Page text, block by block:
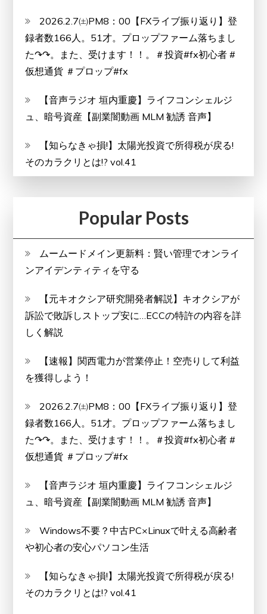
2026.2.7㈯PM8：00【FXライブ振り返り】登
録者数166人。51才。プロップファーム落ちまし
た↷↷。また、受けます！！。＃投資#fx初心者 #
仮想通貨 ＃プロップ#fx
【音声ラジオ 垣内重慶】ライフコンシェルジ
ュ、暗号資産【副業闇動画 MLM 勧誘 音声】
【知らなきゃ損!】太陽光投資で所得税が戻る!
そのカラクリとは!? vol.41
Popular Posts
ムームードメイン更新料：賢い管理でオンライ
ンアイデンティティを守る
【元キオクシア研究開発者解説】キオクシアが
訴訟で敗訴しストップ安に…ECCの特許の内容を詳
しく解説
【速報】関西電力が営業停止！空売りして利益
を獲得しよう！
2026.2.7㈯PM8：00【FXライブ振り返り】登
録者数166人。51才。プロップファーム落ちまし
た↷↷。また、受けます！！。＃投資#fx初心者 #
仮想通貨 ＃プロップ#fx
【音声ラジオ 垣内重慶】ライフコンシェルジ
ュ、暗号資産【副業闇動画 MLM 勧誘 音声】
Windows不要？中古PC×Linuxで叶える高齢者
や初心者の安心パソコン生活
【知らなきゃ損!】太陽光投資で所得税が戻る!
そのカラクリとは!? vol.41